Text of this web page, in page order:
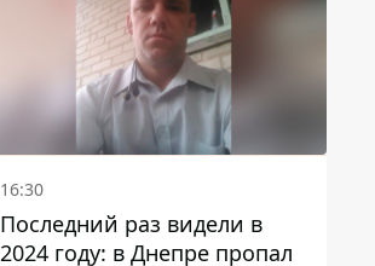
16:30
Последний раз видели в
2024 году: в Днепре пропал